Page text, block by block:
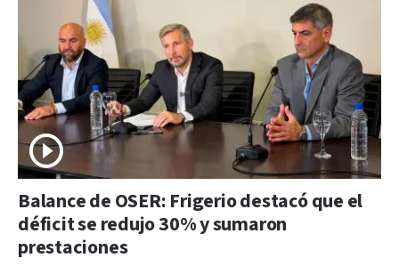
Balance de OSER: Frigerio destacó que el
déficit se redujo 30% y sumaron
prestaciones